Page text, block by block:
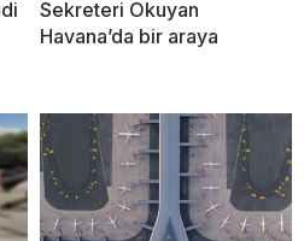
Sekreteri Okuyan
Havana’da bir araya